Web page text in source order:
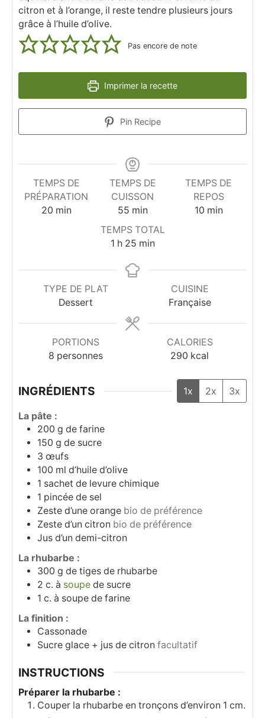
citron et à l’orange, il reste tendre plusieurs jours
grâce à l’huile d’olive.
Pas encore de note
Imprimer la recette
Pin Recipe
TEMPS DE
PRÉPARATION
20minutes
min
TEMPS DE
CUISSON
55minutes
min
TEMPS DE
REPOS
10minutes
min
TEMPS TOTAL
1heure
h 25minutes
min
TYPE DE PLAT
Dessert
CUISINE
Française
PORTIONS
8 personnes
CALORIES
290 kcal
INGRÉDIENTS 1x 2x 3x
La pâte :
200 g de farine
150 g de sucre
3 œufs
100 ml d’huile d’olive
1 sachet de levure chimique
1 pincée de sel
Zeste d’une orange bio de préférence
Zeste d’un citron bio de préférence
Jus d’un demi-citron
La rhubarbe :
300 g de tiges de rhubarbe
2 c. à soupe de sucre
1 c. à soupe de farine
La finition :
Cassonade
Sucre glace + jus de citron facultatif
INSTRUCTIONS
Préparer la rhubarbe :
Couper la rhubarbe en tronçons d’environ 1 cm.